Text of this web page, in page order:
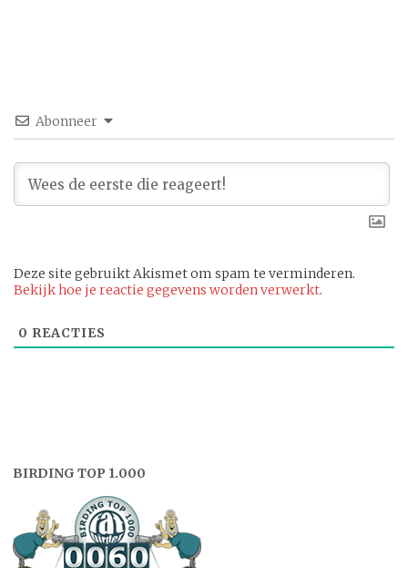
Abonneer
Deze site gebruikt Akismet om spam te verminderen.
Bekijk hoe je reactie gegevens worden verwerkt.
0 REACTIES
BIRDING TOP 1.000